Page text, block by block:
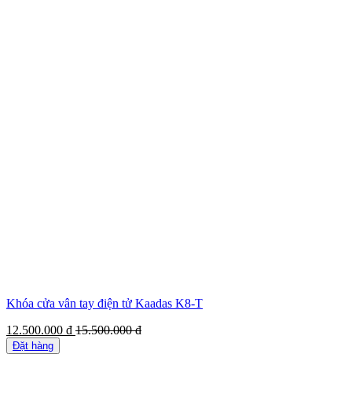
Khóa cửa vân tay điện tử Kaadas K8-T
12.500.000 đ 15.500.000đ
Đặt hàng